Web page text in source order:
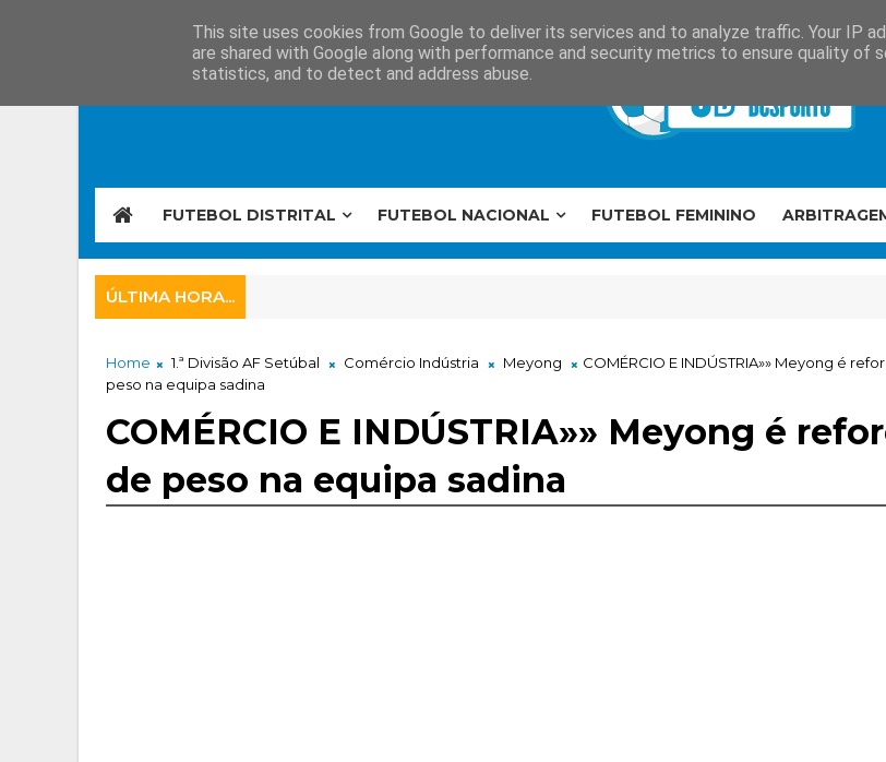
FUTEBOL DISTRITAL FUTEBOL NACIONAL FUTEBOL FEMININO
ÚLTIMA HORA...
Home 1.ª Divisão AF Setúbal Comércio Indústria Meyong
COMÉRCIO E INDÚSTRIA»» Meyong é
peso na equipa sadina
COMÉRCIO E INDÚSTRIA»» Meyong é
de peso na equipa sadina
This site uses cookies from Google to deliver its services and to analyze traffic. Your IP
are shared with Google along with performance and security metrics to ensure quality of
statistics, and to detect and address abuse.